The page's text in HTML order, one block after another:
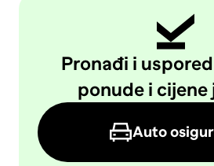
Pronađi i
ponude i cijene
Auto